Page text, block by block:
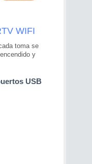
WIFI
toma se
y
USB